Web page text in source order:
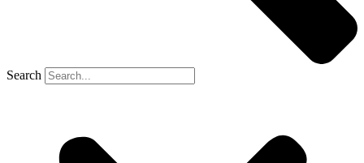
Search